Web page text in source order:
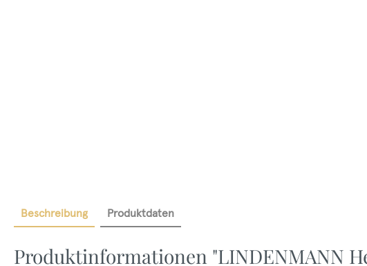
Beschreibung Produktdaten
Produktinformationen "LINDENMANN